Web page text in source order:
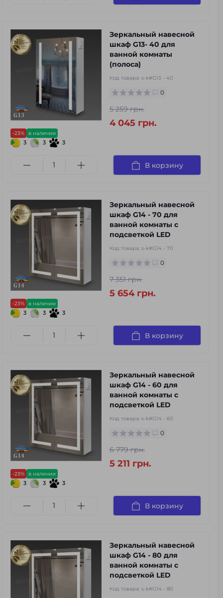
-23% в наличии
3 3 3
Зеркальный навесной
шкаф G13- 40 для
ванной комнаты
(полоса)
Код товара: s-k#G13 - 40
0
5 259 грн.
4 045 грн.
В корзину
-23% в наличии
3 3 3
Зеркальный навесной
шкаф G14 - 70 для
ванной комнаты с
подсветкой LED
Код товара: s-k#G14 - 70
0
7 351 грн.
5 654 грн.
В корзину
-23% в наличии
3 3 3
Зеркальный навесной
шкаф G14 - 60 для
ванной комнаты с
подсветкой LED
Код товара: s-k#G14 - 60
0
6 779 грн.
5 211 грн.
В корзину
Зеркальный навесной
шкаф G14 - 80 для
ванной комнаты с
подсветкой LED
Код товара: s-k#G14 - 80